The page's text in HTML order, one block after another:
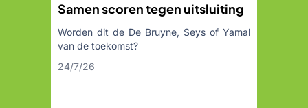
Samen scoren tegen uitsluiting
Worden dit de De Bruyne, Seys of Yamal
van de toekomst?
24/7/26